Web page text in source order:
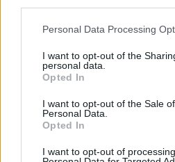
Please note that this website/app
not limited to your visit or usage
grant or deny consent to Google
use your data for below specified
consent section.
Personal Data Processing
I want to opt-out of the
personal data.
Opted In
I want to opt-out of the Sale
Personal Data.
Opted In
I want to opt-out of
De azelőtt még majdnem
Ottó bácsi sok száz évre
feloldotta őseit az átok
fedőnevű
átsegített vagy
boldogabb felére. Sajnos
Pedig ma is fut abból a
szériából néhány száz
gyanánt Vas megyében.